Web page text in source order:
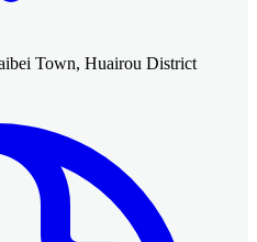
Town, Huairou District